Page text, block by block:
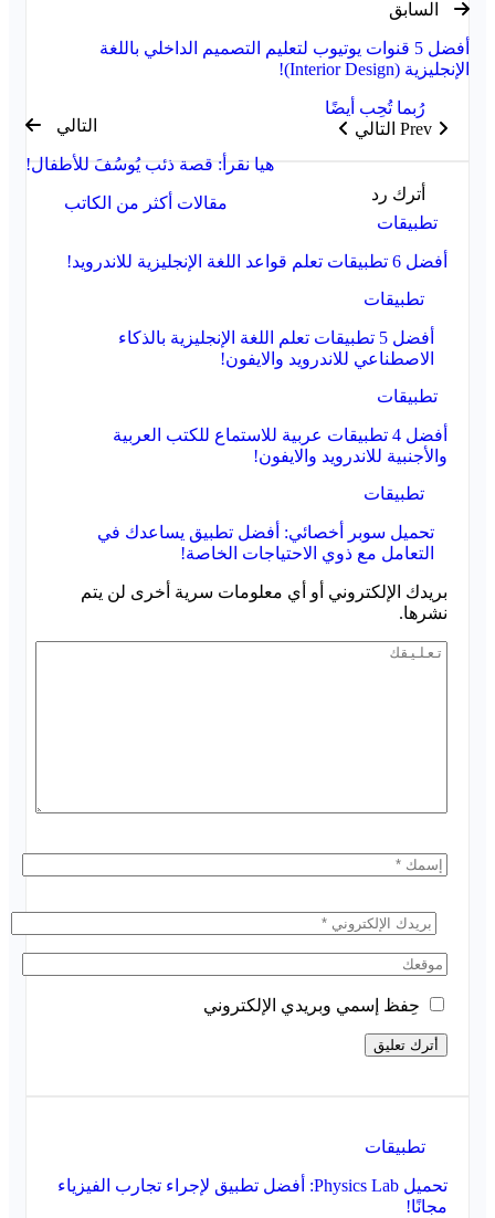
السابق
أفضل 5 قنوات يوتيوب لتعليم التصميم الداخلي باللغة
الإنجليزية (Interior Design)!
التالي
هيا نقرأ: قصة ذئب يُوسُفَ للأطفال!
رُبما تُحِب أيضًا
مقالات أكثر من الكاتب
تطبيقات
أفضل 6 تطبيقات تعلم قواعد اللغة الإنجليزية للاندرويد!
تطبيقات
أفضل 5 تطبيقات تعلم اللغة الإنجليزية بالذكاء
الاصطناعي للاندرويد والايفون!
تطبيقات
أفضل 4 تطبيقات عربية للاستماع للكتب العربية
والأجنبية للاندرويد والايفون!
تطبيقات
تحميل سوبر أخصائي: أفضل تطبيق يساعدك في
التعامل مع ذوي الاحتياجات الخاصة!
Prev التالي
أترك رد
بريدك الإلكتروني أو أي معلومات سرية أخرى لن يتم
نشرها.
حِفظ إسمي وبريدي الإلكتروني
تطبيقات
تحميل Physics Lab: أفضل تطبيق لإجراء تجارب الفيزياء
مجانًا!